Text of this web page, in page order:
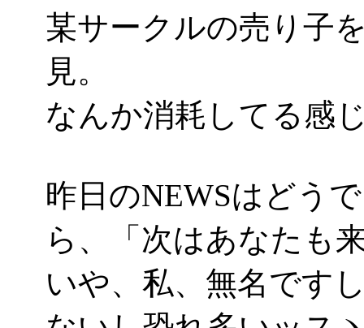
某サークルの売り子
見。
なんか消耗してる感
昨日のNEWSはどう
ら、「次はあなたも
いや、私、無名です